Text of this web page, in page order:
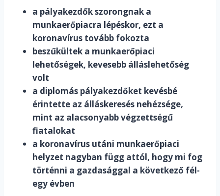
a pályakezdők szorongnak a
munkaerőpiacra lépéskor, ezt a
koronavírus tovább fokozta
beszűkültek a munkaerőpiaci
lehetőségek, kevesebb álláslehetőség
volt
a diplomás pályakezdőket kevésbé
érintette az álláskeresés nehézsége,
mint az alacsonyabb végzettségű
fiatalokat
a koronavírus utáni munkaerőpiaci
helyzet nagyban függ attól, hogy mi fog
történni a gazdasággal a következő fél-
egy évben